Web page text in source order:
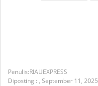
RIAUEXPRESS
Diposting : , September 11, 2025